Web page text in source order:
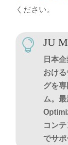
ください。
 JU
日本
おけ
グを
ム。
コン
でサポ